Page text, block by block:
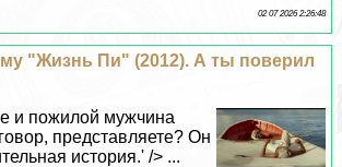
02 07 2026 2:26:48
"Жизнь Пи" (2012). А ты поверил
и пожилой мужчина
представляете? Он
история.' /> ...